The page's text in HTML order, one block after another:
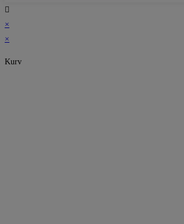
×
×
Kurv